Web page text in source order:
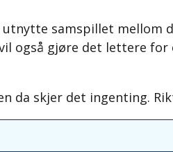
samspillet mellom
også gjøre det lettere
da skjer det ingenting.